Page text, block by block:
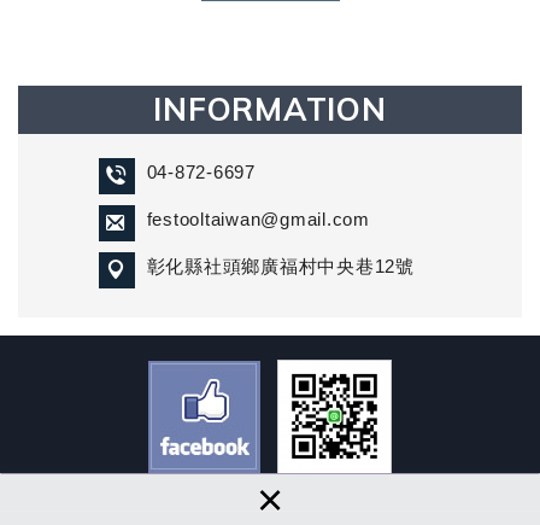
×
INFORMATION
04-872-6697
festooltaiwan@gmail.com
彰化縣社頭鄉廣福村中央巷12號